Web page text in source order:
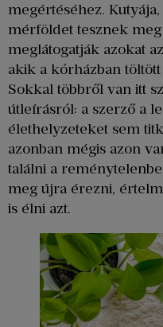
megértéséhez.
mérföldet tesznek
meglátogatják azokat
akik a kórházban
Sokkal többről van itt
útleírásról: a szerző a
élethelyzeteket sem
azonban mégis azon
találni a
meg újra érezni,
is élni azt.